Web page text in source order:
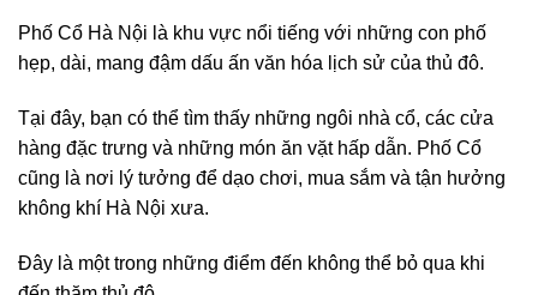
Phố Cổ Hà Nội là khu vực nổi tiếng với những con phố
hẹp, dài, mang đậm dấu ấn văn hóa lịch sử của thủ đô.
Tại đây, bạn có thể tìm thấy những ngôi nhà cổ, các cửa
hàng đặc trưng và những món ăn vặt hấp dẫn. Phố Cổ
cũng là nơi lý tưởng để dạo chơi, mua sắm và tận hưởng
không khí Hà Nội xưa.
Đây là một trong những điểm đến không thể bỏ qua khi